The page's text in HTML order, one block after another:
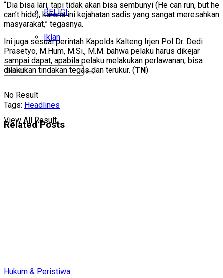
RELIGI
Iklan
No Result
View All Result
“Dia bisa lari, tapi tidak akan bisa sembunyi (He can run, but he
can’t hide), karena ini kejahatan sadis yang sangat meresahkan
masyarakat,” tegasnya.
Ini juga sesuai perintah Kapolda Kalteng Irjen Pol Dr. Dedi
Prasetyo, M.Hum, M.Si., M.M. bahwa pelaku harus dikejar
sampai dapat, apabila pelaku melakukan perlawanan, bisa
dilakukan tindakan tegas dan terukur. (TN)
Tags: Headlines
RelatedPosts
Hukum & Peristiwa